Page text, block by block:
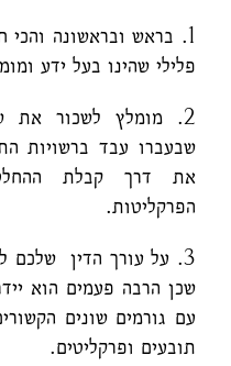
1. בראש ובראשונה
פלילי שהינו בעל ידע
2. מומלץ לשכור את
שבעברו עבד ברשויות
את דרך קבלת
הפרקליטות.
3. על עורך הדין שלכם
שכן הרבה פעמים הוא
עם גורמים שונים
תובעים ופרקליטים.